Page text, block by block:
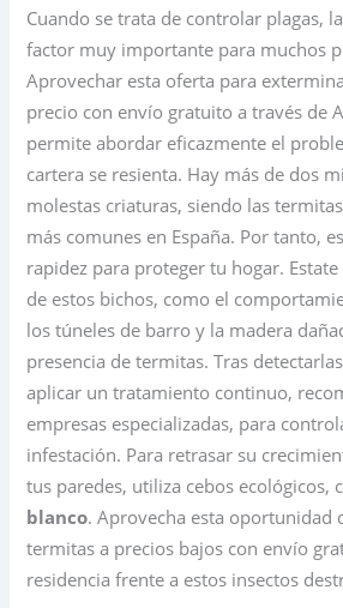
Cuando se trata de controlar plagas,
factor muy importante para muchos
Aprovechar esta oferta para
precio con envío gratuito a través de
permite abordar eficazmente el
cartera se resienta. Hay más de dos
molestas criaturas, siendo las
más comunes en España. Por tanto,
rapidez para proteger tu hogar.
de estos bichos, como el
los túneles de barro y la madera
presencia de termitas. Tras
aplicar un tratamiento continuo,
empresas especializadas, para
infestación. Para retrasar su
tus paredes, utiliza cebos ecológicos,
blanco. Aprovecha esta oportunidad
termitas a precios bajos con envío
residencia frente a estos insectos